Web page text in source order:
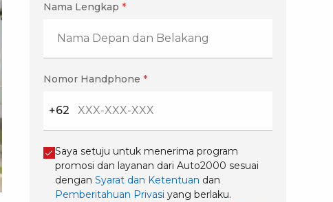
Nama Lengkap *
Nomor Handphone *
+62
Saya setuju untuk menerima program
promosi dan layanan dari Auto2000 sesuai
dengan Syarat dan Ketentuan dan
Pemberitahuan Privasi yang berlaku.